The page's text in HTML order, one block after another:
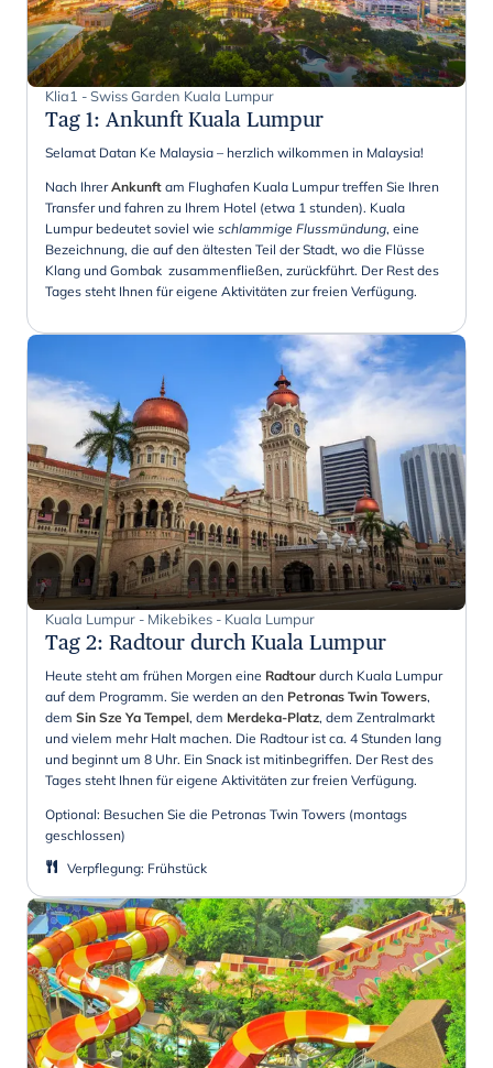
Klia1 - Swiss Garden Kuala Lumpur
Tag 1: Ankunft Kuala Lumpur
Selamat Datan Ke Malaysia – herzlich wilkommen in Malaysia!
Nach IhrerAnkunft am Flughafen Kuala Lumpur treffen Sie Ihren
Transfer und fahren zu Ihrem Hotel (etwa 1 stunden). Kuala
Lumpur bedeutet soviel wie schlammige Flussmündung, eine
Bezeichnung, die auf den ältesten Teil der Stadt, wo die Flüsse
Klang und Gombak zusammenfließen, zurückführt. Der Rest des
Tages steht Ihnen für eigene Aktivitäten zur freien Verfügung.
Kuala Lumpur - Mikebikes - Kuala Lumpur
Tag 2: Radtour durch Kuala Lumpur
Heute steht am frühen Morgen eine Radtour durch Kuala Lumpur
auf dem Programm. Sie werden an den Petronas Twin Towers,
dem Sin Sze Ya Tempel, dem Merdeka-Platz, dem Zentralmarkt
und vielem mehr Halt machen. Die Radtour ist ca. 4 Stunden lang
und beginnt um 8 Uhr. Ein Snack ist mitinbegriffen. Der Rest des
Tages steht Ihnen für eigene Aktivitäten zur freien Verfügung.
Optional: Besuchen Sie die Petronas Twin Towers (montags
geschlossen)
Verpflegung: Frühstück